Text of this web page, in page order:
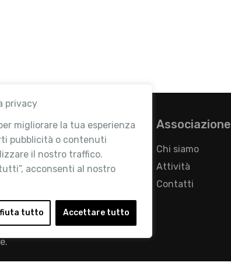
privacy
migliorare la tua esperienza
pubblicità o contenuti
il nostro traffico.
acconsenti al nostro
tutto Accettare tutto
è l’Associazione di
Retail: la nostra
promuovere lo sviluppo e la
Associazione
Chi siamo
Attività
Contatti